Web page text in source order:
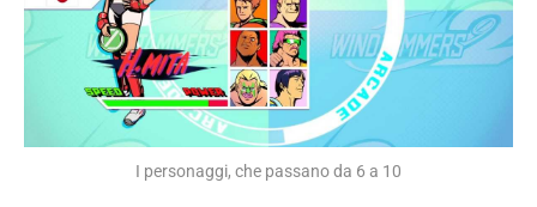
I personaggi, che passano da 6 a 10